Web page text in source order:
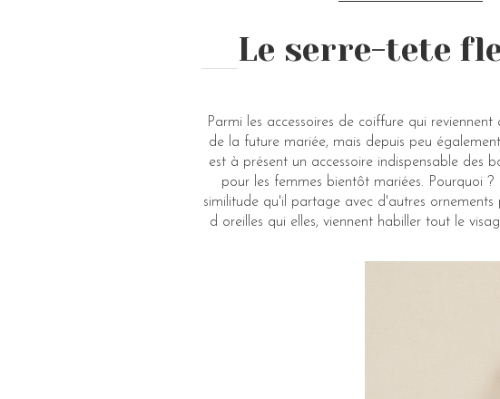
Le serre-tete
Parmi les accessoires de coiffure qui
de la future mariée, mais depuis peu
est à présent un accessoire indispensable des
pour les femmes bientôt mariées. Pourquoi
similitude qu'il partage avec d'autres
d oreilles qui elles, viennent habiller tout le